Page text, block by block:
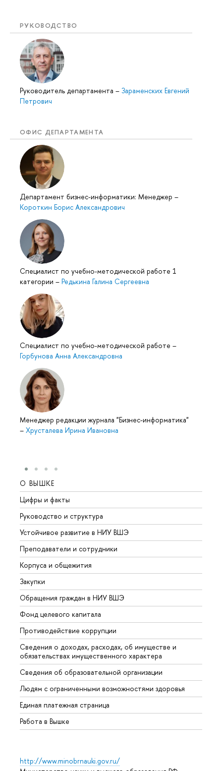
РУКОВОДСТВО
Руководитель департамента – Зараменских Евгений
Петрович
ОФИС ДЕПАРТАМЕНТА
Департамент бизнес-информатики: Менеджер –
Короткин Борис Александрович
Специалист по учебно-методической работе 1
категории – Редькина Галина Сергеевна
Специалист по учебно-методической работе –
Горбунова Анна Александровна
Менеджер редакции журнала "Бизнес-информатика"
– Хрусталева Ирина Ивановна
О ВЫШКЕ
Цифры и факты
Руководство и структура
Устойчивое развитие в НИУ ВШЭ
Преподаватели и сотрудники
Корпуса и общежития
Закупки
Обращения граждан в НИУ ВШЭ
Фонд целевого капитала
Противодействие коррупции
Сведения о доходах, расходах, об имуществе и
обязательствах имущественного характера
Сведения об образовательной организации
Людям с ограниченными возможностями здоровья
Единая платежная страница
Работа в Вышке
http://www.minobrnauki.gov.ru/